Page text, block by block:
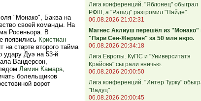
"Монако", Баква на
своей команды. На
Росеньора. В
появились Кристиан
старте второго тайма
удару Дуэ на 53-й
Вандерсон,
Ламин Камара,
болельщиков
ворот
Лига кoнференций. "Яблонец" обыграл
РФШ, а "Рапид" разгромил "Пайде".
06.08.2026 21:02:31
Магнес Аклиуш перешёл из "Монако"
"Пари Сен-Жермен" за 50 млн евро.
06.08.2026 20:34:18
Лига Европы. КуПС и "Университатя
Крайова" сыграли вничью.
06.08.2026 20:00:50
Лига конференций. "Интер Турку"
"Вадуц".
06.08.2026 20:00:45